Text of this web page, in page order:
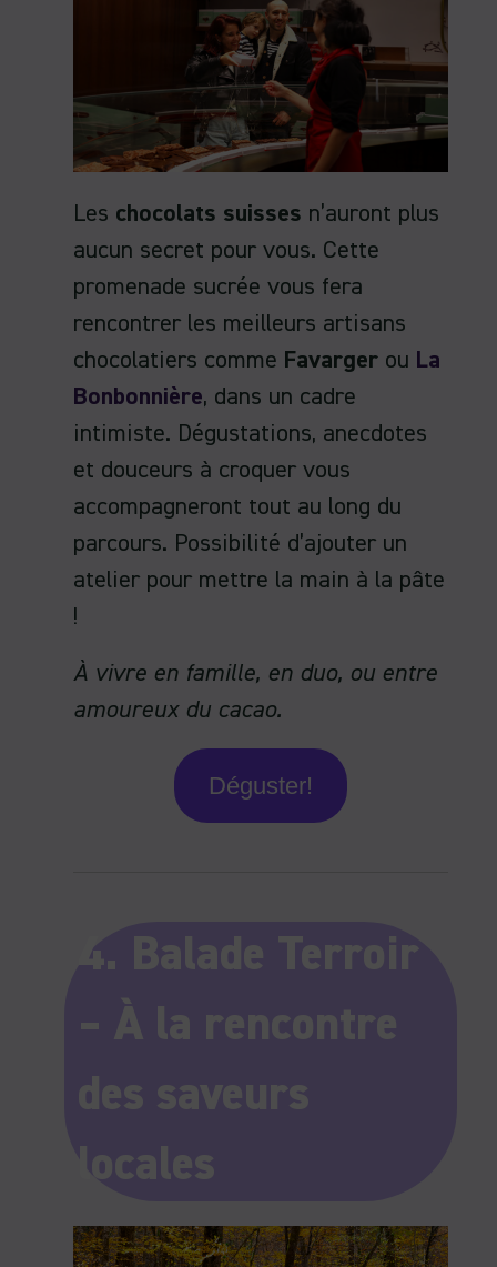
Les chocolats suisses n’auront plus
aucun secret pour vous. Cette
promenade sucrée vous fera
rencontrer les meilleurs artisans
chocolatiers comme Favarger ou La
Bonbonnière, dans un cadre
intimiste. Dégustations, anecdotes
et douceurs à croquer vous
accompagneront tout au long du
parcours. Possibilité d’ajouter un
atelier pour mettre la main à la pâte
!
À vivre en famille, en duo, ou entre
amoureux du cacao.
Déguster!
4. Balade Terroir
– À la rencontre
des saveurs
locales